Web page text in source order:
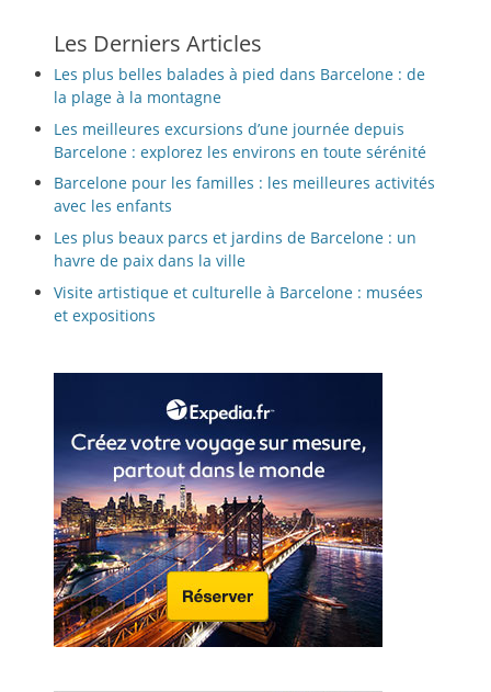
Les Derniers Articles
Les plus belles balades à pied dans Barcelone : de
la plage à la montagne
Les meilleures excursions d’une journée depuis
Barcelone : explorez les environs en toute sérénité
Barcelone pour les familles : les meilleures activités
avec les enfants
Les plus beaux parcs et jardins de Barcelone : un
havre de paix dans la ville
Visite artistique et culturelle à Barcelone : musées
et expositions